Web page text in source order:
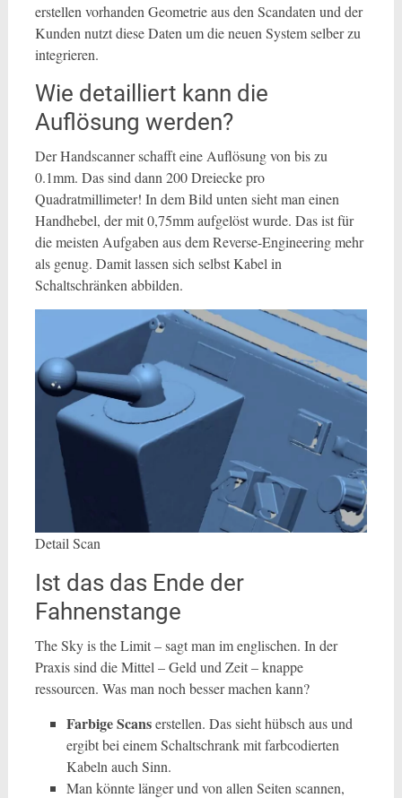
erstellen vorhanden Geometrie aus den Scandaten und der
Kunden nutzt diese Daten um die neuen System selber zu
integrieren.
Wie detailliert kann die
Auflösung werden?
Der Handscanner schafft eine Auflösung von bis zu
0.1mm. Das sind dann 200 Dreiecke pro
Quadratmillimeter! In dem Bild unten sieht man einen
Handhebel, der mit 0,75mm aufgelöst wurde. Das ist für
die meisten Aufgaben aus dem Reverse-Engineering mehr
als genug. Damit lassen sich selbst Kabel in
Schaltschränken abbilden.
Detail Scan
Ist das das Ende der
Fahnenstange
The Sky is the Limit – sagt man im englischen. In der
Praxis sind die Mittel – Geld und Zeit – knappe
ressourcen. Was man noch besser machen kann?
Farbige Scanserstellen. Das sieht hübsch aus und
ergibt bei einem Schaltschrank mit farbcodierten
Kabeln auch Sinn.
Man könnte länger und von allen Seiten scannen,